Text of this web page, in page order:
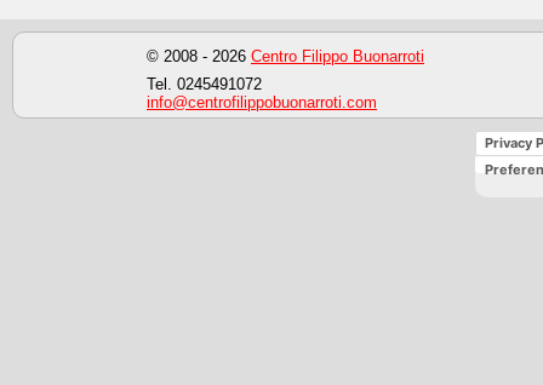
© 2008 - 2026 Centro Filippo Buonarroti
Tel. 0245491072
info@centrofilippobuonarroti.com
Privacy